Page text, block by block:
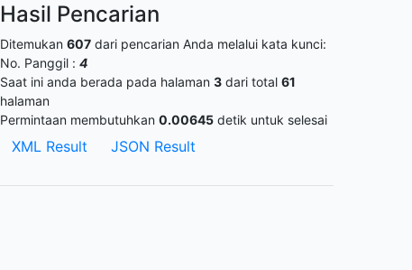
Hasil Pencarian
Ditemukan 607 dari pencarian Anda melalui kata kunci:
No. Panggil : 4
Saat ini anda berada pada halaman 3 dari total 61
halaman
Permintaan membutuhkan 0.00645 detik untuk selesai
XML Result JSON Result